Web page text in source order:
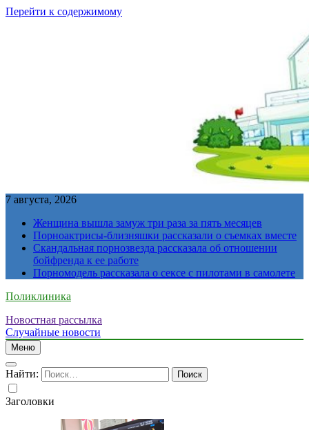
Перейти к содержимому
7 августа, 2026
Женщина вышла замуж три раза за пять месяцев
Порноактрисы-близняшки рассказали о съемках вместе
Скандальная порнозвезда рассказала об отношении
бойфренда к ее работе
Порномодель рассказала о сексе с пилотами в самолете
Поликлиника
Новостная рассылка
Случайные новости
Меню
Найти:
Заголовки